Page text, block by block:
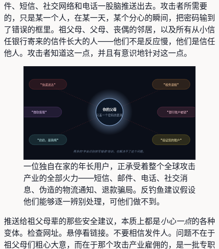
件、短信、社交网络和电话一股脑推送出去。攻击者所需要
的，只是某一个人，在某一天，某个分心的瞬间，把密码输到
了错误的框里。祖父母、父母、丧偶的邻居，以及所有从小信
任银行寄来的信件长大的人——他们不是反应慢，他们是信任
他人。攻击者知道这一点，并且有意识地针对这一点。
"快递送达" "税务退税"
"微软客服" "银行账户被锁"
"奶奶，是我啊" "验证您的账户"
你的父母
只差一个密码的距离
再多的"学会识别拼写错误"培训，也解决不了这个问题。
一位独自在家的年长用户，正承受着整个全球攻击
产业的全部火力——短信、邮件、电话、社交消
息、伪造的物流通知、退款骗局。反钓鱼建议假设
他们能够逐一辨别处理，可他们做不到。
推送给祖父母辈的那些安全建议，本质上都是小心一点的各种
变体。检查网址。悬停看链接。不要相信发件人。问题不在于
祖父母们粗心大意，而在于那个攻击产业雇佣的，是一批专职